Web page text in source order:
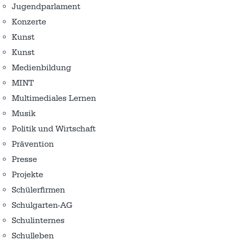
Jugendparlament
Konzerte
Kunst
Kunst
Medienbildung
MINT
Multimediales Lernen
Musik
Politik und Wirtschaft
Prävention
Presse
Projekte
Schülerfirmen
Schulgarten-AG
Schulinternes
Schulleben